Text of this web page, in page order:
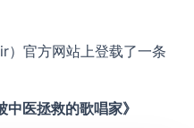
）官方网站上登载了一条
医拯救的歌唱家》